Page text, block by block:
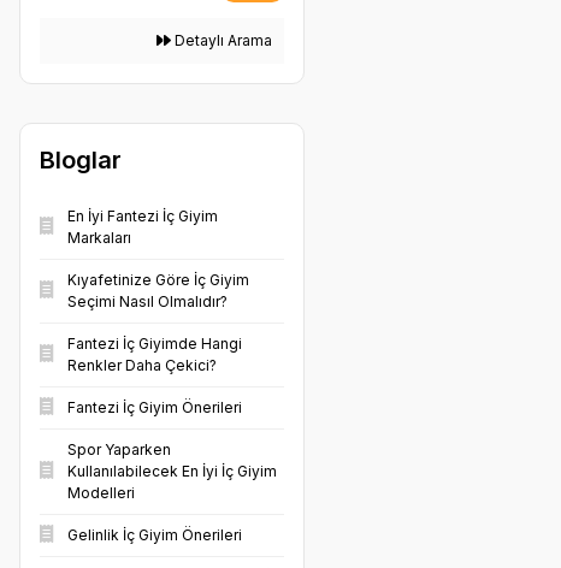
Detaylı Arama
Bloglar
En İyi Fantezi İç Giyim
Markaları
Kıyafetinize Göre İç Giyim
Seçimi Nasıl Olmalıdır?
Fantezi İç Giyimde Hangi
Renkler Daha Çekici?
Fantezi İç Giyim Önerileri
Spor Yaparken
Kullanılabilecek En İyi İç Giyim
Modelleri
Gelinlik İç Giyim Önerileri